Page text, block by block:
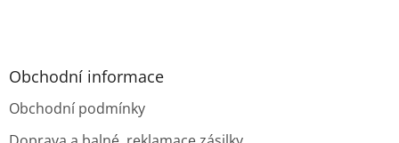
Obchodní informace
Obchodní podmínky